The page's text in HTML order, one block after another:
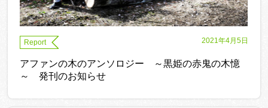
Report 2021年4月5日
アファンの木のアンソロジー ～黒姫の赤鬼の木憶
～ 発刊のお知らせ